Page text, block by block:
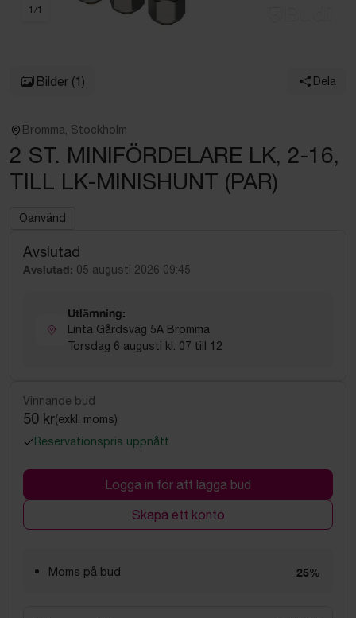
1 /1
Bilder (1) Dela
Bromma, Stockholm
2 ST. MINIFÖRDELARE LK, 2-16,
TILL LK-MINISHUNT (PAR)
Oanvänd
Avslutad
Avslutad: 05 augusti 2026 09:45
Utlämning:
Linta Gårdsväg 5A Bromma
Torsdag 6 augusti kl. 07 till 12
Vinnande bud
50 kr(exkl. moms)
Reservationspris uppnått
Logga in för att lägga bud
Skapa ett konto
Moms på bud 25%